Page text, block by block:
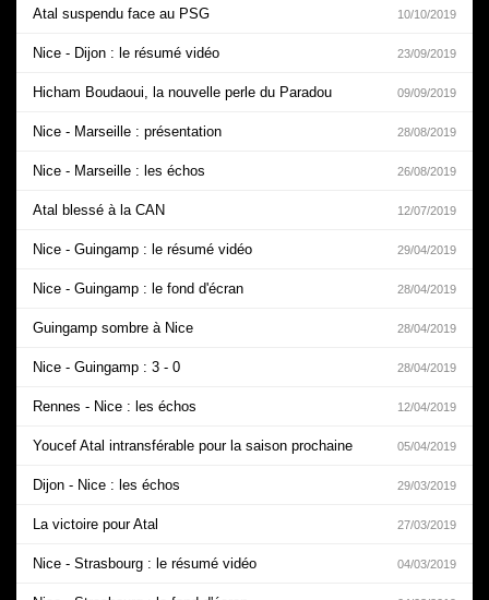
Atal suspendu face au PSG 10/10/2019
Nice - Dijon : le résumé vidéo 23/09/2019
Hicham Boudaoui, la nouvelle perle du Paradou 09/09/2019
Nice - Marseille : présentation 28/08/2019
Nice - Marseille : les échos 26/08/2019
Atal blessé à la CAN 12/07/2019
Nice - Guingamp : le résumé vidéo 29/04/2019
Nice - Guingamp : le fond d'écran 28/04/2019
Guingamp sombre à Nice 28/04/2019
Nice - Guingamp : 3 - 0 28/04/2019
Rennes - Nice : les échos 12/04/2019
Youcef Atal intransférable pour la saison prochaine 05/04/2019
Dijon - Nice : les échos 29/03/2019
La victoire pour Atal 27/03/2019
Nice - Strasbourg : le résumé vidéo 04/03/2019